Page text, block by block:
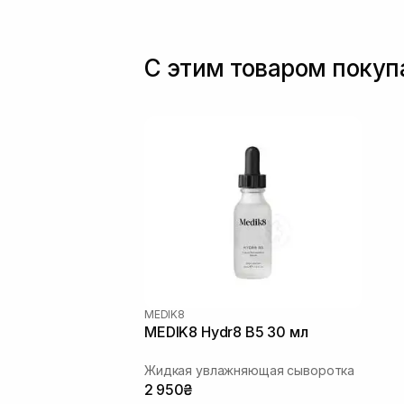
С этим товаром
MEDIK8
MEDIK8 Hydr8 B5 30 мл
Жидкая увлажняющая сыворотка
2 950₴